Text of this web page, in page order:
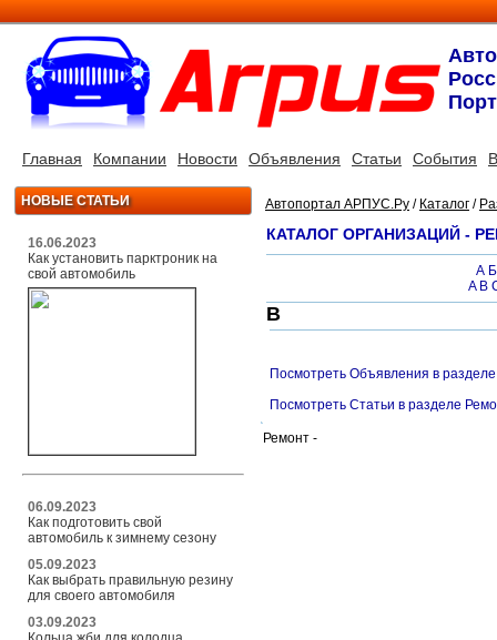
Главная Компании Новости Объявления Статьи События
НОВЫЕ СТАТЬИ
16.06.2023
Как установить парктроник на
свой автомобиль
06.09.2023
Как подготовить свой
автомобиль к зимнему сезону
05.09.2023
Как выбрать правильную резину
для своего автомобиля
03.09.2023
Автопортал АРПУС.Ру / Каталог /
КАТАЛОГ ОРГАНИЗАЦИЙ -
А Б
A B
В
Посмотреть Объявления в
Посмотреть Статьи в разделе
Ремонт -